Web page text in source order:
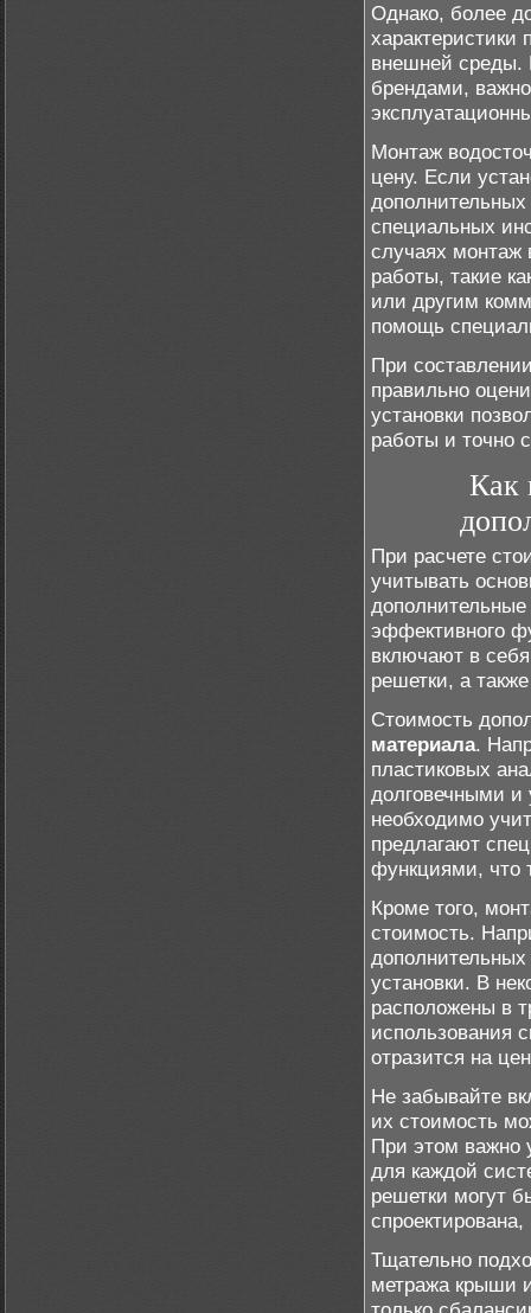
Однако, более
характеристики
внешней
брендами,
Монтаж
цену. Если
специальных
случаях монтаж
работы, такие
или другим
помощь
При
правильно
установки
работы и точно
Как
При расчете
учитывать
эффективного
включают в
решетки, а
Стоимость
материала.
пластиковых
долговечными и
необходимо
предлагают
функциями, что
Кроме того,
стоимость.
установки. В
расположены в
использования
отразится на
Не забывайте
их стоимость
При этом важно
для каждой
решетки могут
Тщательно
метража крыши